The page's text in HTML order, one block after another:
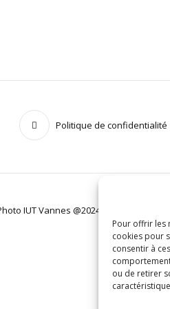
Pour offrir les
cookies pour
consentir à
ou de retirer
Politique de confidentialité
IUT Vannes @2024